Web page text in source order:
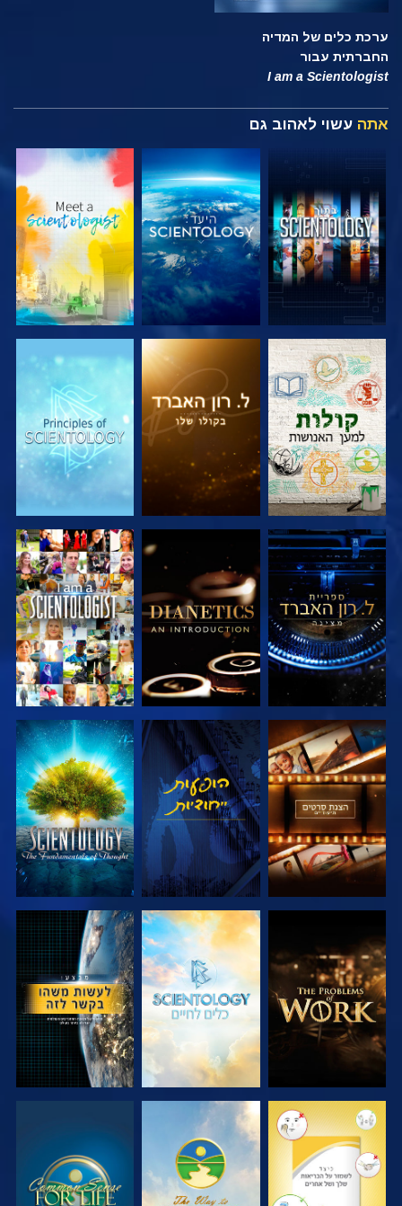
ערכת כלים של המדיה
החברתית עבור
I am a Scientologist
אתה עשוי לאהוב גם
בדוק את הסדרה בדוק את הסדרה בדוק את הסדרה
בדוק את הסדרה בדוק את הסדרה צפה
בדוק את הסדרה צפה בדוק את הסדרה
בדוק את הסדרה בדוק את הסדרה צפה
צפה צפה צפה